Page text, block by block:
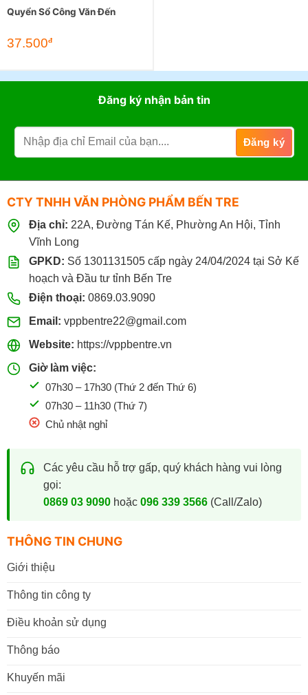
Quyển Sổ Công Văn Đến
37.500đ
Đăng ký nhận bản tin
CTY TNHH VĂN PHÒNG PHẨM BẾN TRE
Địa chỉ: 22A, Đường Tán Kế, Phường An Hội, Tỉnh
Vĩnh Long
GPKD: Số 1301131505 cấp ngày 24/04/2024 tại Sở Kế
hoạch và Đầu tư tỉnh Bến Tre
Điện thoại: 0869.03.9090
Email: vppbentre22@gmail.com
Website: https://vppbentre.vn
Giờ làm việc:
07h30 – 17h30 (Thứ 2 đến Thứ 6)
07h30 – 11h30 (Thứ 7)
Chủ nhật nghỉ
Các yêu cầu hỗ trợ gấp, quý khách hàng vui lòng
gọi:
0869 03 9090hoặc 096 339 3566(Call/Zalo)
THÔNG TIN CHUNG
Giới thiệu
Thông tin công ty
Điều khoản sử dụng
Thông báo
Khuyến mãi